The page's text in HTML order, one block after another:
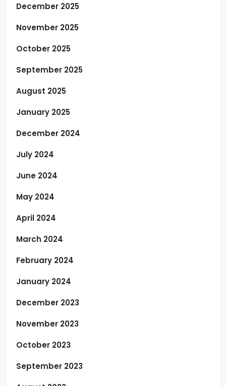
December 2025
November 2025
October 2025
September 2025
August 2025
January 2025
December 2024
July 2024
June 2024
May 2024
April 2024
March 2024
February 2024
January 2024
December 2023
November 2023
October 2023
September 2023